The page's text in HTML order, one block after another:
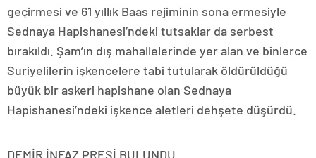
geçirmesi ve 61 yıllık Baas rejiminin sona ermesiyle
Sednaya Hapishanesi’ndeki tutsaklar da serbest
bırakıldı. Şam’ın dış mahallelerinde yer alan ve binlerce
Suriyelilerin işkencelere tabi tutularak öldürüldüğü
büyük bir askeri hapishane olan Sednaya
Hapishanesi’ndeki işkence aletleri dehşete düşürdü.
DEMİR İNFAZ PRESİ BULUNDU